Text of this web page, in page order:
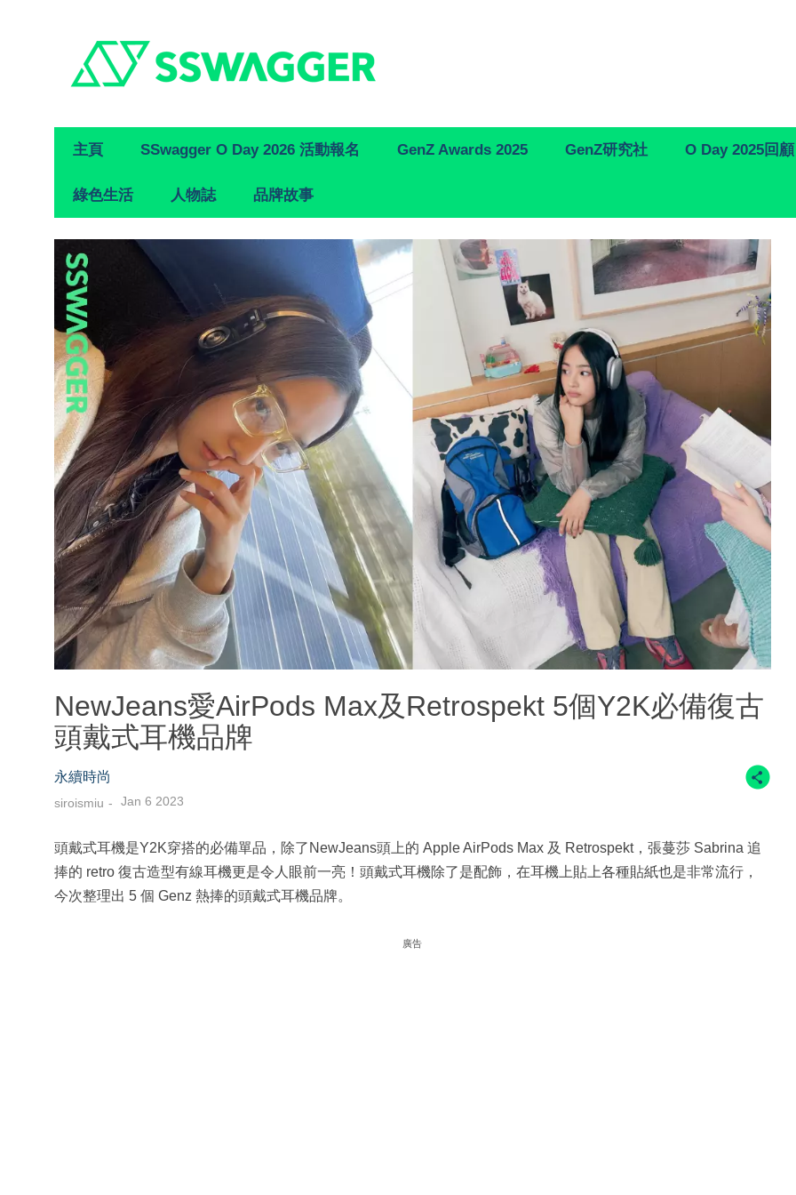
Primary
Navigation
主頁 SSwagger O Day 2026 活動報名 GenZ Awards 2025 GenZ研究社 O Day 2025回顧
綠色生活 人物誌 品牌故事
NewJeans愛AirPods Max及Retrospekt 5個Y2K必備復古
頭戴式耳機品牌
永續時尚
siroismiu Jan 6 2023
頭戴式耳機是Y2K穿搭的必備單品，除了NewJeans頭上的 Apple AirPods Max 及 Retrospekt，張蔓莎 Sabrina 追
捧的 retro 復古造型有線耳機更是令人眼前一亮！頭戴式耳機除了是配飾，在耳機上貼上各種貼紙也是非常流行，
今次整理出 5 個 Genz 熱捧的頭戴式耳機品牌。
廣告